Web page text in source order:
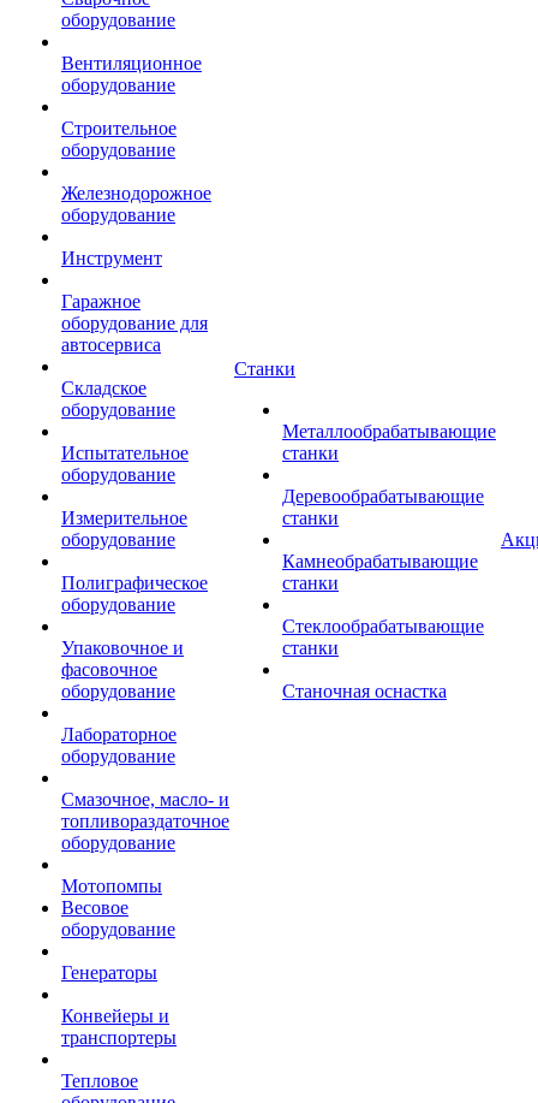
оборудование
Вентиляционное
оборудование
Строительное
оборудование
Железнодорожное
оборудование
Инструмент
Гаражное
оборудование для
автосервиса
Складское
оборудование
Испытательное
оборудование
Измерительное
оборудование
Полиграфическое
оборудование
Упаковочное и
фасовочное
оборудование
Лабораторное
оборудование
Смазочное, масло- и
топливораздаточное
оборудование
Мотопомпы
Весовое
оборудование
Генераторы
Конвейеры и
транспортеры
Тепловое
Станки
Металлообрабатывающие
станки
Деревообрабатывающие
станки
Камнеобрабатывающие
станки
Стеклообрабатывающие
станки
Станочная оснастка